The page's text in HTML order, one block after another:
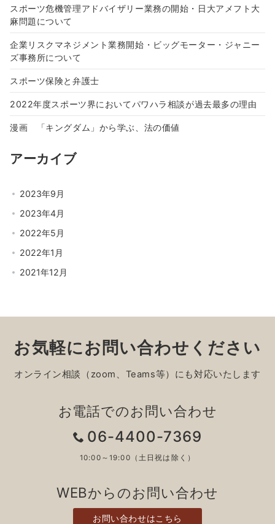
スポーツ危機管理アドバイザリー業務の開始・日大アメフト大
麻問題について
企業リスクマネジメント業務開始・ビッグモーター・ジャニー
ズ事務所について
スポーツ保険と弁護士
2022年度スポーツ界においてパワハラ相談が過去最多の理由
漫画 「キングダム」から学ぶ、法の価値
アーカイブ
2023年9月
2023年4月
2022年5月
2022年1月
2021年12月
お気軽にお問い合わせください
オンライン相談（zoom、Teams等）にも対応いたします
お電話でのお問い合わせ
06-4400-7369
10:00～19:00（土日祝は除く）
WEBからのお問い合わせ
お問い合わせはこちら